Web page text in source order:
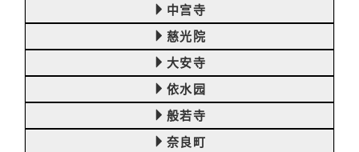
中宫寺
慈光院
大安寺
依水园
般若寺
奈良町